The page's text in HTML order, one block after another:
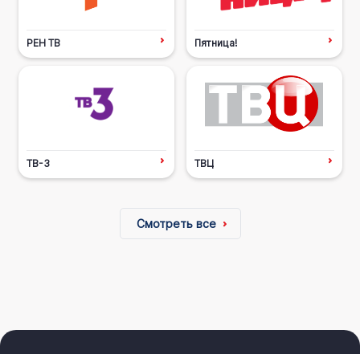
РЕН ТВ Пятница!
ТВ-3 ТВЦ
Смотреть все